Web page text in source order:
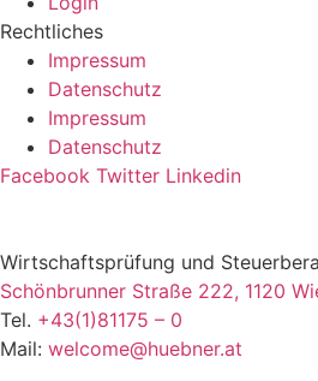
Rechtliches
Impressum
Datenschutz
Impressum
Datenschutz
Facebook Twitter Linkedin
Wirtschaftsprüfung und
Schönbrunner Straße 222, 1120
Tel. +43(1)81175 – 0
Mail: welcome@huebner.at